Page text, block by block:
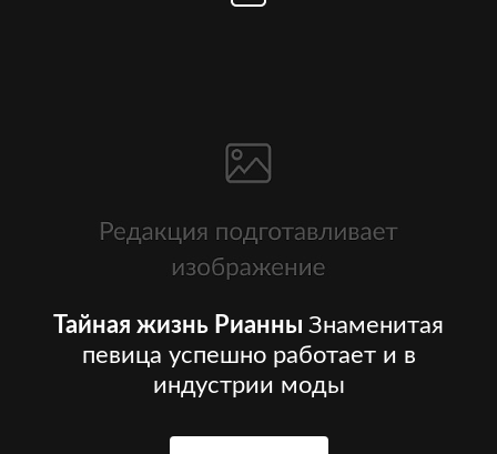
Тайная жизнь Рианны Знаменитая
певица успешно работает и в
индустрии моды